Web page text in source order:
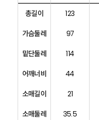
총길이
123
가슴둘레
97
밑단둘레
114
어깨너비
44
소매길이
21
소매둘레
35.5